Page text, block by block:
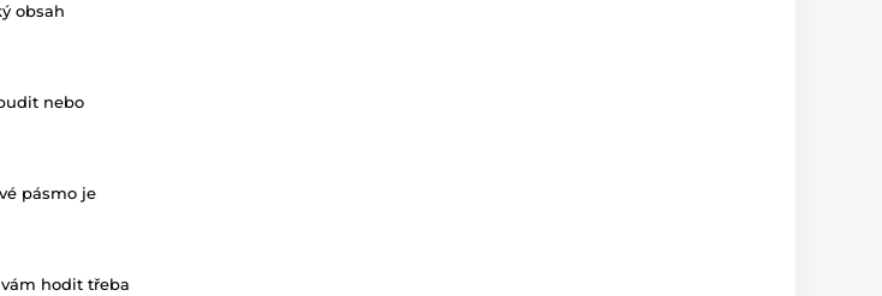
obsah
nebo
pásmo je
hodit třeba